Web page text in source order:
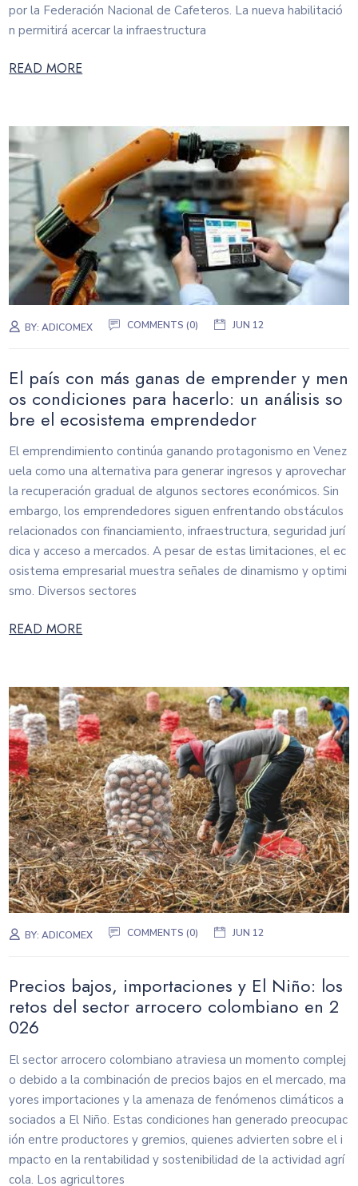
por la Federación Nacional de Cafeteros. La nueva habilitació
n permitirá acercar la infraestructura
READ MORE
BY:ADICOMEX COMMENTS (0) JUN 12
El país con más ganas de emprender y men
os condiciones para hacerlo: un análisis so
bre el ecosistema emprendedor
El emprendimiento continúa ganando protagonismo en Venez
uela como una alternativa para generar ingresos y aprovechar
la recuperación gradual de algunos sectores económicos. Sin
embargo, los emprendedores siguen enfrentando obstáculos
relacionados con financiamiento, infraestructura, seguridad jurí
dica y acceso a mercados. A pesar de estas limitaciones, el ec
osistema empresarial muestra señales de dinamismo y optimi
smo. Diversos sectores
READ MORE
BY:ADICOMEX COMMENTS (0) JUN 12
Precios bajos, importaciones y El Niño: los
retos del sector arrocero colombiano en 2
026
El sector arrocero colombiano atraviesa un momento complej
o debido a la combinación de precios bajos en el mercado, ma
yores importaciones y la amenaza de fenómenos climáticos a
sociados a El Niño. Estas condiciones han generado preocupac
ión entre productores y gremios, quienes advierten sobre el i
mpacto en la rentabilidad y sostenibilidad de la actividad agrí
cola. Los agricultores